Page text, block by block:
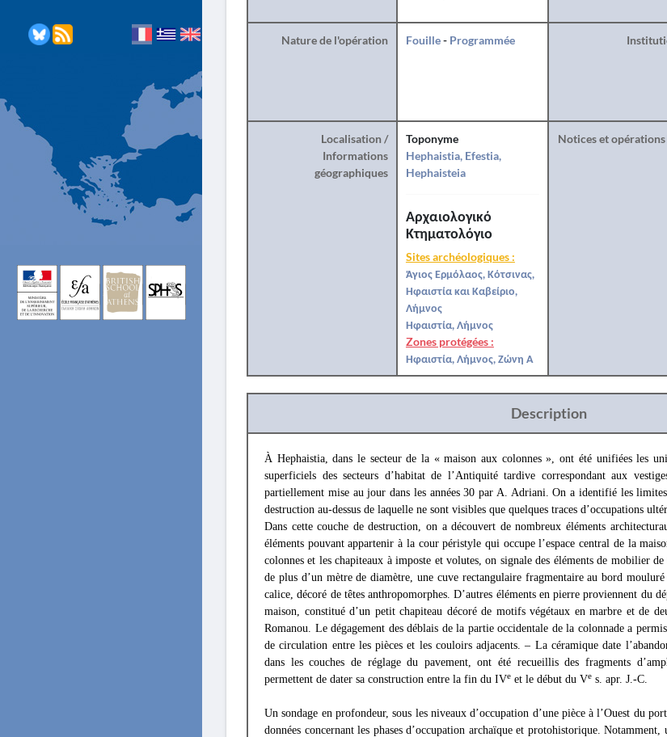
Nature de l'opération Fouille- Programmée
Localisation /
Informations
géographiques
Toponyme
Hephaistia, Efestia,
Hephaisteia
Αρχαιολογικό
Κτηματολόγιο
Sites archéologiques :
Άγιος Ερμόλαος, Κότσινας,
Ηφαιστία και Καβείριο,
Λήμνος
Ηφαιστία, Λήμνος
Zones protégées :
Ηφαιστία, Λήμνος, Ζώνη Α
Notices et opérations
Description
À Hephaistia, dans le secteur de la « maison aux colonnes », ont été unifiées les
superficiels des secteurs d’habitat de l’Antiquité tardive correspondant aux
partiellement mise au jour dans les années 30 par A. Adriani. On a identifié les
destruction au-dessus de laquelle ne sont visibles que quelques traces d’occupations
Dans cette couche de destruction, on a découvert de nombreux éléments
éléments pouvant appartenir à la cour péristyle qui occupe l’espace central de la
colonnes et les chapiteaux à imposte et volutes, on signale des éléments de mobilier
de plus d’un mètre de diamètre, une cuve rectangulaire fragmentaire au bord
calice, décoré de têtes anthropomorphes. D’autres éléments en pierre proviennent du
maison, constitué d’un petit chapiteau décoré de motifs végétaux en marbre et de
Romanou. Le dégagement des déblais de la partie occidentale de la colonnade a
de circulation entre les pièces et les couloirs adjacents. – La céramique date
dans les couches de réglage du pavement, ont été recueillis des fragments
permettent de dater sa construction entre la fin du IVe et le début du Ve s. apr. J.-C.
Un sondage en profondeur, sous les niveaux d’occupation d’une pièce à l’Ouest du
données concernant les phases d’occupation archaïque et protohistorique.